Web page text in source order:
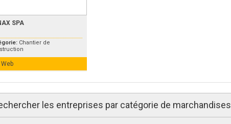
SPA
Chantier de
les entreprises par catégorie de marchandises